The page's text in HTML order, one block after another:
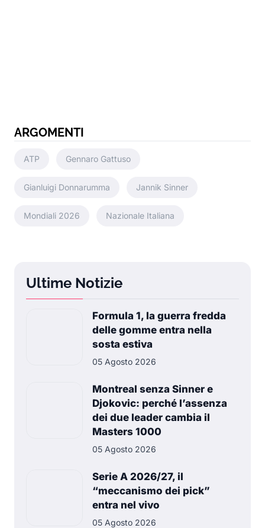
ARGOMENTI
ATP Gennaro Gattuso
Gianluigi Donnarumma Jannik Sinner
Mondiali 2026 Nazionale Italiana
Ultime Notizie
Formula 1, la guerra fredda
delle gomme entra nella
sosta estiva
05 Agosto 2026
Montreal senza Sinner e
Djokovic: perché l’assenza
dei due leader cambia il
Masters 1000
05 Agosto 2026
Serie A 2026/27, il
“meccanismo dei pick”
entra nel vivo
05 Agosto 2026